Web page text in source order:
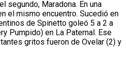
segundo, Maradona. En una
el mismo encuentro. Sucedió en
de Spinetto goleó 5 a 2 a
Pumpido) en La Paternal. Ese
gritos fueron de Ovelar (2) y